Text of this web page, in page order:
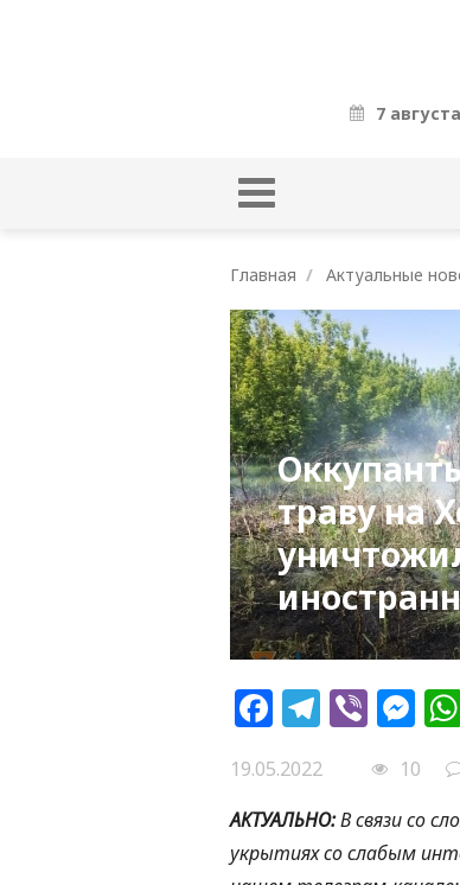
7 августа
Главная Актуальные
траву на
Facebook
19.05.2022 10
АКТУАЛЬНО:В связи со
укрытиях со слабым